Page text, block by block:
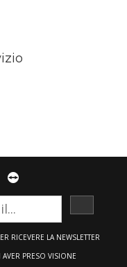
paypalteamviewer
RICEVERE LA NEWSLETTER
PRESO VISIONE